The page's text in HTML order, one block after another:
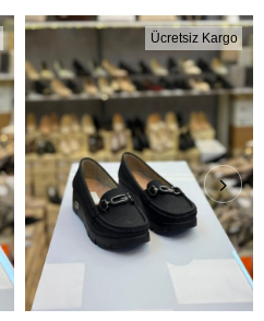
Ücretsiz Kargo